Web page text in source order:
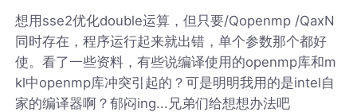
想用sse2优化double运算，但只要/Qopenmp /QaxN
同时存在，程序运行起来就出错，单个参数那个都好
使。看了一些资料，有些说编译使用的openmp库和m
kl中openmp库冲突引起的？可是明明我用的是intel自
家的编译器啊？郁闷ing...兄弟们给想想办法吧